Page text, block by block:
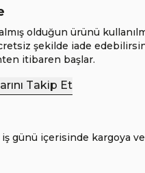
olduğun ürünü
şekilde iade
itibaren başlar.
Takip Et
iş günü içerisinde kargoya